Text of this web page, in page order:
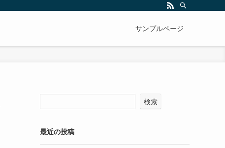
サンプルページ
検索
最近の投稿